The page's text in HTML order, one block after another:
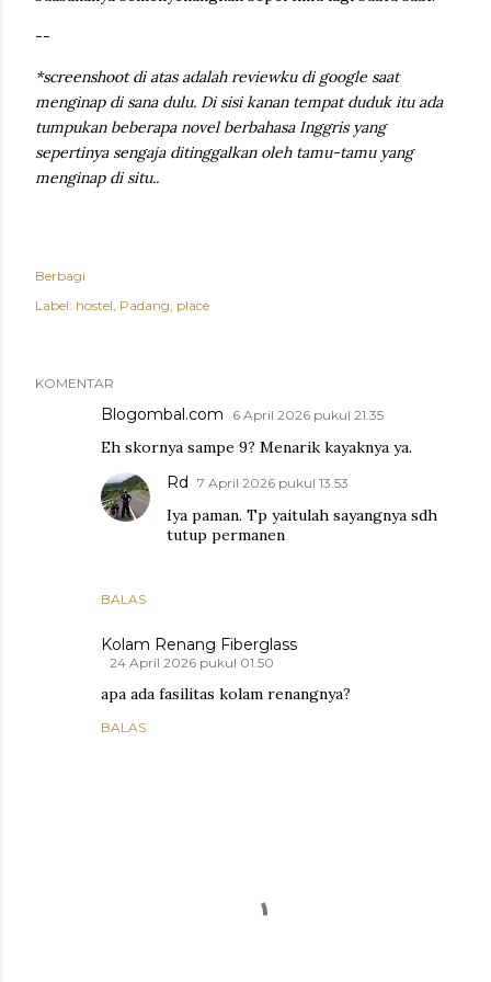
--
*screenshoot di atas adalah reviewku di google saat
menginap di sana dulu. Di sisi kanan tempat duduk itu ada
tumpukan beberapa novel berbahasa Inggris yang
sepertinya sengaja ditinggalkan oleh tamu-tamu yang
menginap di situ..
Berbagi
Label: hostel Padang place
KOMENTAR
Blogombal.com 6 April 2026 pukul 21.35
Eh skornya sampe 9? Menarik kayaknya ya.
BALAS
Rd 7 April 2026 pukul 13.53
Iya paman. Tp yaitulah sayangnya sdh
tutup permanen
Kolam Renang Fiberglass
24 April 2026 pukul 01.50
apa ada fasilitas kolam renangnya?
BALAS